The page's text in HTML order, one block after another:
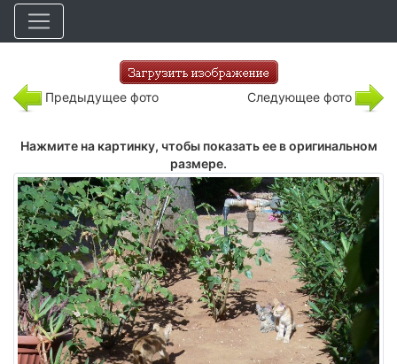
Предыдущее фото Следующее фото
Нажмите на картинку, чтобы показать ее в оригинальном
размере.